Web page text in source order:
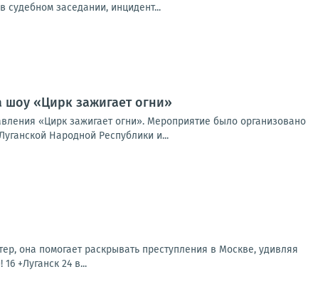
заседании, инцидент...
«Цирк зажигает огни»
«Цирк зажигает огни». Мероприятие было организовано
Народной Республики и...
она помогает раскрывать преступления в Москве, удивляя
+Луганск 24 в...